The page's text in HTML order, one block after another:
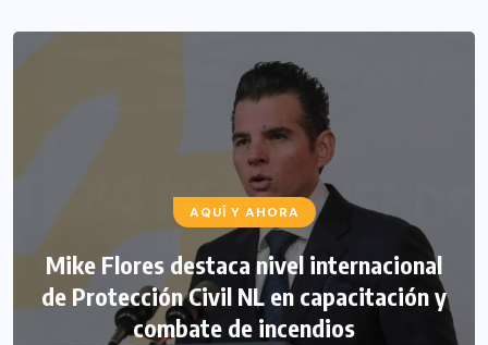
AQUÍ Y AHORA
Mike Flores destaca nivel internacional
de Protección Civil NL en capacitación y
combate de incendios